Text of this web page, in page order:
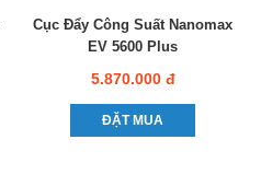
Cục Đẩy Công Suất Nanomax
EV 5600 Plus
5.870.000 đ
ĐẶT MUA